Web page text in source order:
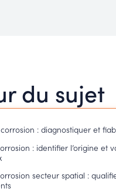
du sujet
: diagnostiquer et
: identifier l’origine et
secteur spatial :